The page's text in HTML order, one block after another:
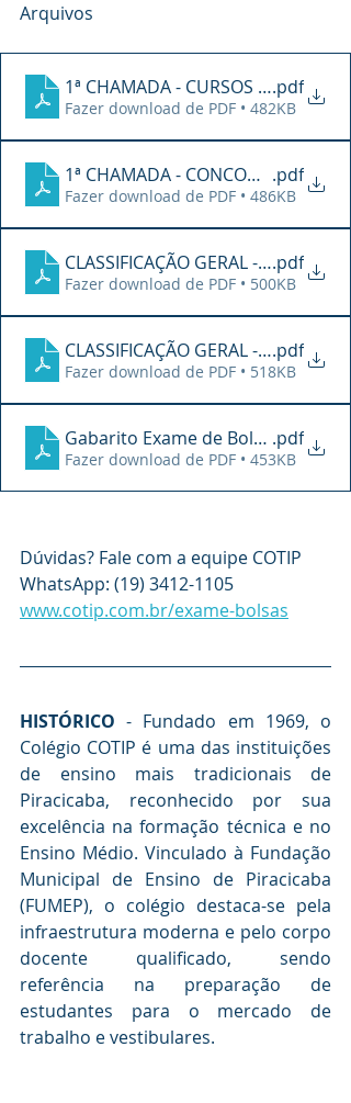
Arquivos
1ª CHAMADA - CURSOS TÉCNICOS
.pdf
Fazer download de PDF • 482KB
1ª CHAMADA - CONCOMITANTE
.pdf
Fazer download de PDF • 486KB
CLASSIFICAÇÃO GERAL - CURSOS
.pdf
Fazer download de PDF • 500KB
CLASSIFICAÇÃO GERAL - .pdf
Fazer download de PDF • 518KB
Gabarito Exame de Bolsas - 2026 -
.pdf
Fazer download de PDF • 453KB
Dúvidas? Fale com a equipe COTIP
WhatsApp: (19) 3412-1105
www.cotip.com.br/exame-bolsas
HISTÓRICO - Fundado em 1969, o
Colégio COTIP é uma das instituições
de ensino mais tradicionais de
Piracicaba, reconhecido por sua
excelência na formação técnica e no
Ensino Médio. Vinculado à Fundação
Municipal de Ensino de Piracicaba
(FUMEP), o colégio destaca-se pela
infraestrutura moderna e pelo corpo
docente qualificado, sendo
referência na preparação de
estudantes para o mercado de
trabalho e vestibulares.